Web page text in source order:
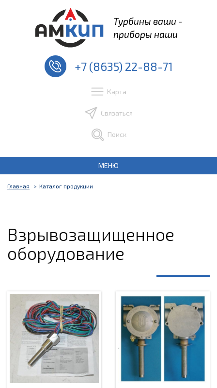
Турбины ваши -
приборы наши
+7 (8635) 22-88-71
Карта
Связаться
Поиск
МЕНЮ
Главная Каталог продукции
Взрывозащищенное
оборудование